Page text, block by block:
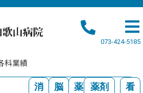
073-424-5185
科業績
消
脳
薬
薬剤
看